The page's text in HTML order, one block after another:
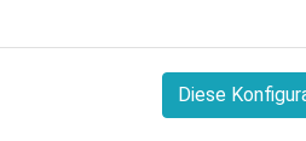
Diese